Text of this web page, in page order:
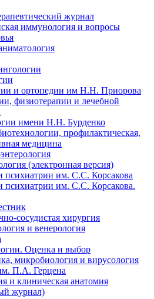
журнал
иммунология и вопросы
и ортопедии им Н.Н. Приорова
физиотерапии и лечебной
имени Н.Н. Бурденко
профилактическая,
медицина
(электронная версия)
психиатрии им. С.С. Корсакова
психиатрии им. С.С. Корсакова.
сосудистая хирургия
и венерология
Оценка и выбор
микробиология и вирусология
П.А. Герцена
и клиническая анатомия
журнал)